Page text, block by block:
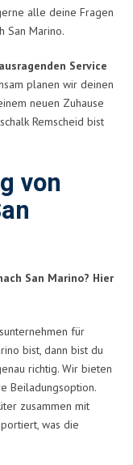
alle deine Fragen
San Marino.
Service
planen wir deinen
neuen Zuhause
Remscheid bist
von
San Marino? Hier
für
bist, dann bist du
richtig. Wir bieten
Beiladungsoption.
zusammen mit
was die